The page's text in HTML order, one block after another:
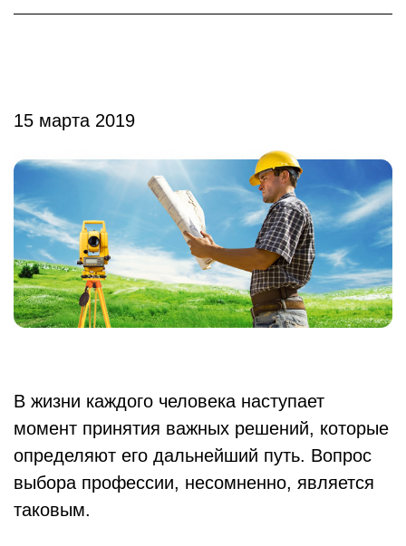
15 марта 2019
В жизни каждого человека наступает
момент принятия важных решений, которые
определяют его дальнейший путь. Вопрос
выбора профессии, несомненно, является
таковым.